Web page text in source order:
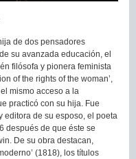
de dos pensadores
su avanzada educación, el
filósofa y pionera feminista
of the rights of the woman’,
mismo acceso a la
practicó con su hija. Fue
editora de su esposo, el poeta
después de que éste se
De su obra destacan,
(1818), los títulos